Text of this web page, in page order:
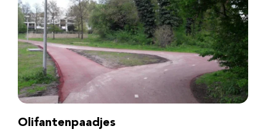
Olifantenpaadjes